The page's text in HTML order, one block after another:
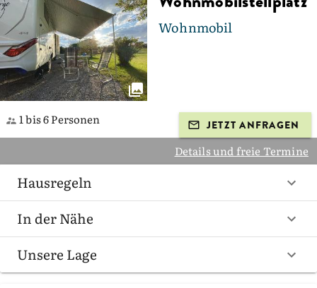
Wohnmobil
1 bis 6 Personen JETZT ANFRAGEN
Details und freie Termine
Hausregeln
In der Nähe
Unsere Lage